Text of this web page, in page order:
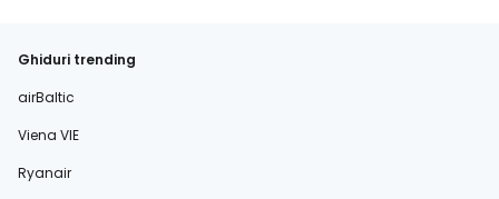
Ghiduri trending
airBaltic
Viena VIE
Ryanair